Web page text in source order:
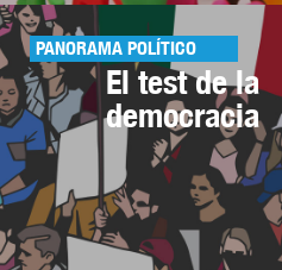
PANORAMA POLÍTICO
El test de la
democracia